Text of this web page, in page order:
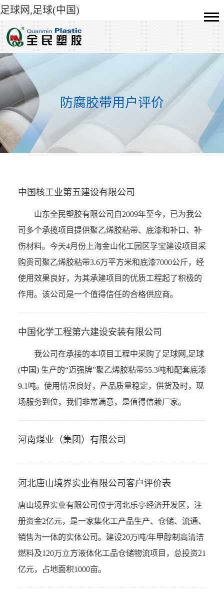
足球网,足球(中国)
防腐胶带用户评价
中国核工业第五建设有限公司
山东全民塑胶有限公司自2009年至今，已为我公
司多个承揽项目提供聚乙烯胶粘带、底漆和补口、补
伤材料。今天4月份上海金山化工园区孚宝建设项目采
购贵司聚乙烯胶粘带3.6万平方米和底漆7000公斤，经
使用效果良好，为其承建项目的优质工程起了积极的
作用。该公司是一个值得信任的合格供应商。
中国化学工程第六建设安装有限公司
我公司在承接的本项目工程中采购了足球网,足球
(中国) 生产的“迈强牌”聚乙烯胶粘带55.3吨和配套底漆
9.1吨。使用情况良好，产品质量稳定，供货及时，现
场服务到位，我们非常满意，是值得信赖厂家。
河南煤业（集团）有限公司
河北唐山境界实业有限公司客户评价表
唐山境界实业有限公司位于河北乐亭经济开发区，注
册资金2亿元，是一家集化工产品生产、仓储、流通、
销售为一体的实体公司。建设20万吨/年甲醇制高清洁
燃料及120万立方液体化工品仓储物流项目，总投资21
亿元，占地面积1000亩。